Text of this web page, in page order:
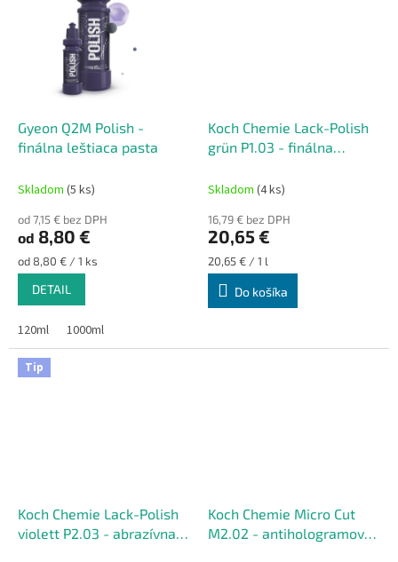
Gyeon Q2M Polish -
finálna leštiaca pasta
Skladom (5 ks)
od 7,15 € bez DPH
od 8,80 €
Jednotková
cena:
od 8,80 € / 1 ks
DETAIL
120ml 1000ml
Koch Chemie Lack-Polish
grün P1.03 - finálna
Skladom (4 ks)
16,79 € bez DPH
20,65 €
Jednotková
cena:
20,65 € / 1 l
Do košíka
Tip
Koch Chemie Lack-Polish
violett P2.03 - abrazívna
Koch Chemie Micro Cut
M2.02 - antihologramová